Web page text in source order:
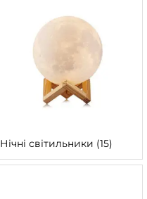
Нічні світильники (15)